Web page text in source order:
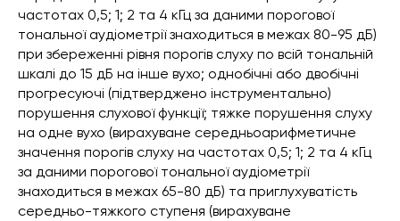
частотах 0,5; 1; 2 та 4 кГц за даними порогової
тональної аудіометрії знаходиться в межах 80-95 дБ)
при збереженні рівня порогів слуху по всій тональній
шкалі до 15 дБ на інше вухо; однобічні або двобічні
прогресуючі (підтверджено інструментально)
порушення слухової функції; тяжке порушення слуху
на одне вухо (вирахуване середньоарифметичне
значення порогів слуху на частотах 0,5; 1; 2 та 4 кГц
за даними порогової тональної аудіометрії
знаходиться в межах 65-80 дБ) та приглухуватість
середньо-тяжкого ступеня (вирахуване